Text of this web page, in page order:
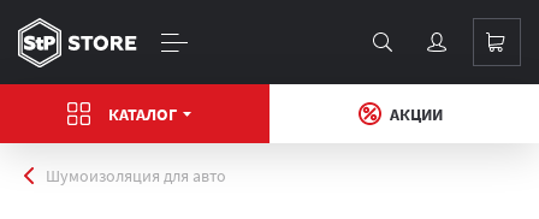
КАТАЛОГ АКЦИИ
Главная
Шумоизоляция для авто